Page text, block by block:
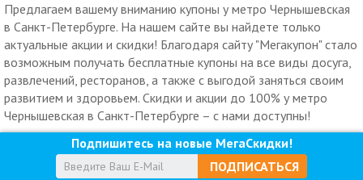
Предлагаем вашему вниманию купоны у метро Чернышевская
в Санкт-Петербурге. На нашем сайте вы найдете только
актуальные акции и скидки! Благодаря сайту "Мегакупон" стало
возможным получать бесплатные купоны на все виды досуга,
развлечений, ресторанов, а также с выгодой заняться своим
развитием и здоровьем. Скидки и акции до 100% у метро
Чернышевская в Санкт-Петербурге – с нами доступны!
Подпишитесь на новые МегаСкидки!
ПОДПИСАТЬСЯ